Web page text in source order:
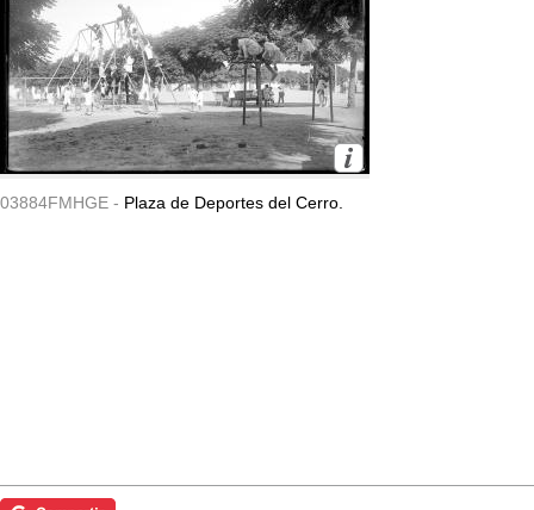
03884FMHGE - Plaza de Deportes del Cerro.